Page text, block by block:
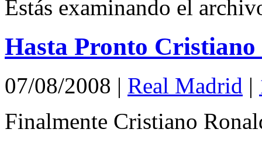
Estás examinando el
Hasta Pronto Cristiano
07/08/2008 | Real Madrid |
Finalmente Cristiano